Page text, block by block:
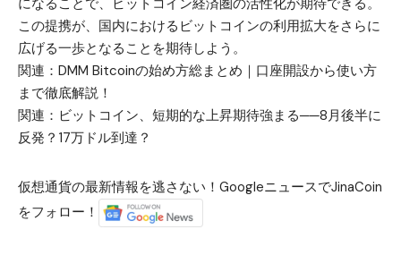
この提携が、国内におけるビットコインの利用拡大をさらに
広げる一歩となることを期待しよう。
関連： DMM Bitcoinの始め方総まとめ｜口座開設から使い方
まで徹底解説！
関連： ビットコイン、短期的な上昇期待強まる──8月後半に
反発？17万ドル到達？
仮想通貨の最新情報を逃さない！GoogleニュースでJinaCoin
をフォロー！